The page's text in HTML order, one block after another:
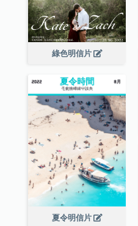
綠色明信片
夏令明信片